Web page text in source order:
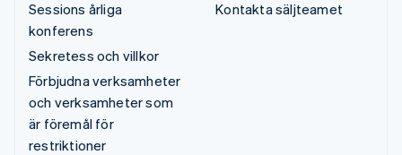
Sessions årliga
konferens
Sekretess och villkor
Förbjudna verksamheter
och verksamheter som
är föremål för
restriktioner
Kontakta säljteamet